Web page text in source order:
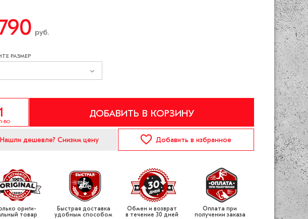
руб.
РАЗМЕР
ВО
ДОБАВИТЬ В КОРЗИНУ
Нашли дешевле? Снизим цену Добавить в избранное
ориги­
товар
Быстрая доставка
удобным способом
Обмен и возврат
в течение 30 дней
Оплата при
получении заказа